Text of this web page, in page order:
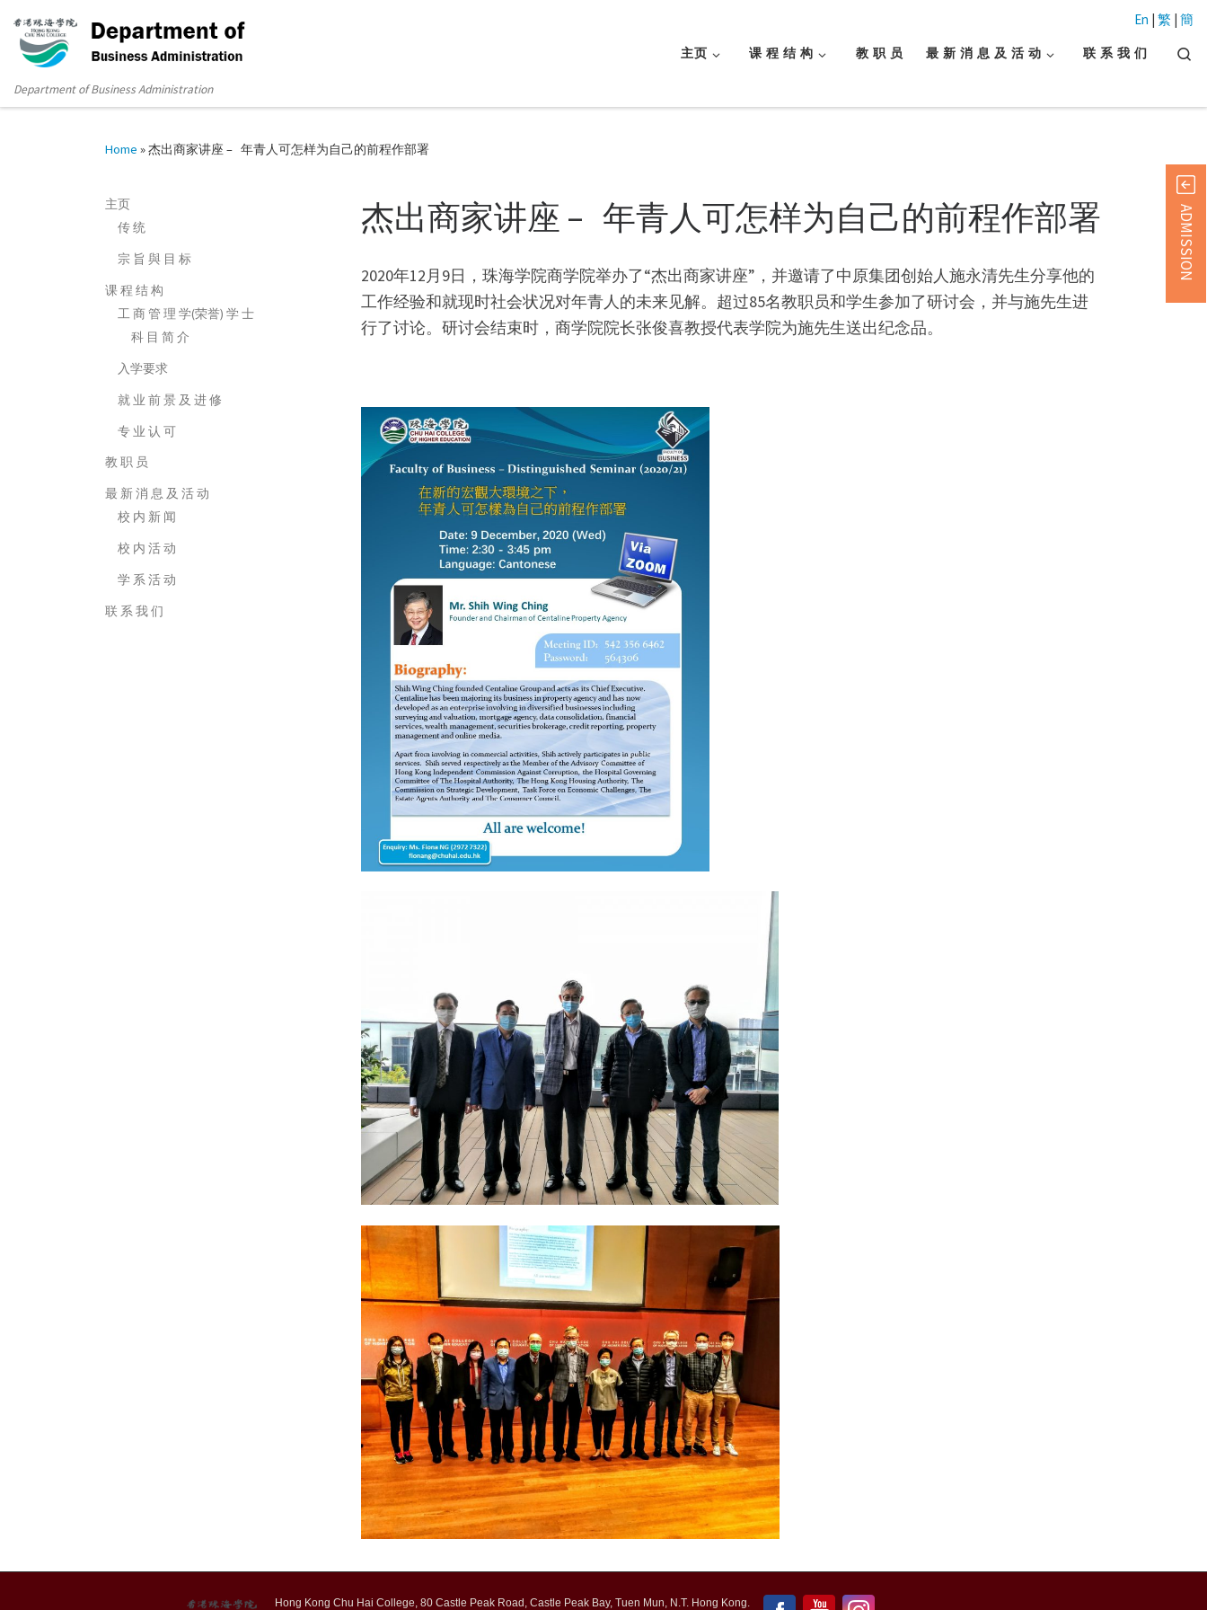
Department of Business Administration
主页 课 程 结 构 教 职 员 最 新 消 息 及 活 动 联 系 我 们
En | 繁 | 簡
Home »杰出商家讲座 – 年青人可怎样为自己的前程作部署
杰出商家讲座 – 年青人可怎样为自己的前程作部署
2020年12月9日，珠海学院商学院举办了“杰出商家讲座”，并邀请了中原集团创始人施永清先生分享他的
工作经验和就现时社会状况对年青人的未来见解。超过85名教职员和学生参加了研讨会，并与施先生进
行了讨论。研讨会结束时，商学院院长张俊喜教授代表学院为施先生送出纪念品。
主页
传 统
宗 旨 與 目 标
课 程 结 构
工 商 管 理 学(荣誉) 学 士
科 目 简 介
入学要求
就 业 前 景 及 进 修
专 业 认 可
教 职 员
最 新 消 息 及 活 动
校 内 新 闻
校 内 活 动
学 系 活 动
联 系 我 们
ADMISSION
Hong Kong Chu Hai College, 80 Castle Peak Road, Castle Peak Bay, Tuen Mun, N.T. Hong Kong.